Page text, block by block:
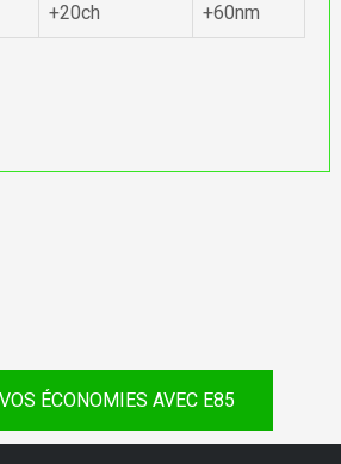
+20ch +60nm
ÉCONOMIES AVEC E85